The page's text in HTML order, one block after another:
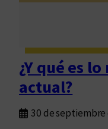
¿Y qué es
actual?
30 de septiembre